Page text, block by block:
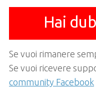
Hai
Se vuoi rimanere
Se vuoi ricevere
community Facebook